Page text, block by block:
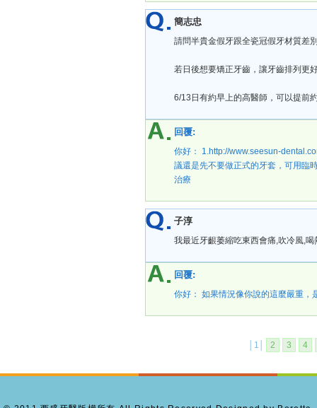
簡志忠
請問半貴金假牙跟全瓷冠假牙材質差
若日後想要矯正牙齒，讓牙齒排列更
6/13日有約早上的高醫師，可以提前
回覆:
你好： 1.http://www.seesun-
議還是先不要做正式的牙套，可用臨
治療
子淳
我最近牙齦萎縮吃東西會痛,吹冷風,
回覆:
你好： 如果情況像你說的這麼嚴重
│1│ 2 3 4